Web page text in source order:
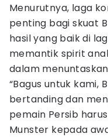
Menurutnya, laga
penting bagi skuat
hasil yang baik di
memantik spirit
dalam
“Bagus untuk kami,
bertanding dan
pemain Persib
Munster kepada